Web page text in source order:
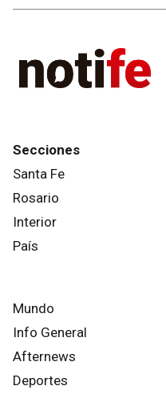
Secciones
Santa Fe
Rosario
Interior
País
Mundo
Info General
Afternews
Deportes